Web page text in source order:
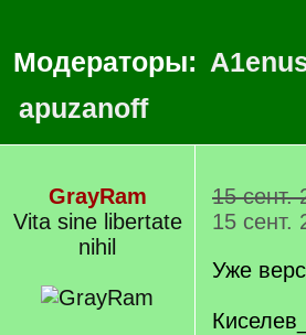
Модераторы:
apuzanoff
GrayRam
Vita sine libertate
nihil
15 сент.
15 сент.
Уже